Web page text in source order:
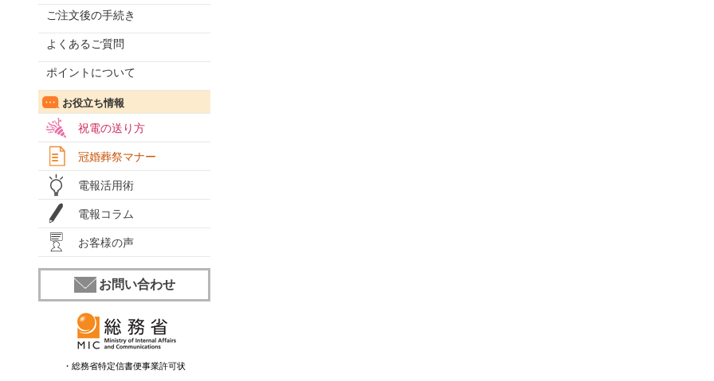
ご注文後の手続き
よくあるご質問
ポイントについて
お役立ち情報
祝電の送り方
冠婚葬祭マナー
電報活用術
電報コラム
お客様の声
お問い合わせ
・総務省特定信書便事業許可状